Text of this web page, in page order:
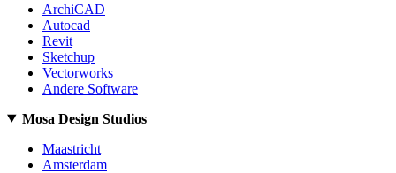
ArchiCAD
Autocad
Revit
Sketchup
Vectorworks
Andere Software
Mosa Design Studios
Maastricht
Amsterdam